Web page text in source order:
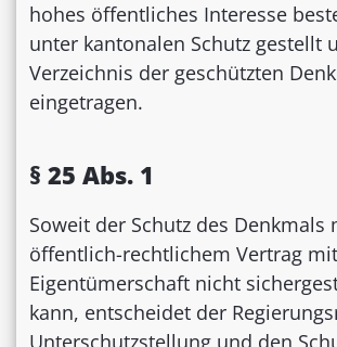
hohes öffentliches Interesse
unter kantonalen Schutz gestellt
Verzeichnis der geschützten
eingetragen.
§ 25 Abs. 1
Soweit der Schutz des Denkmals
öffentlich-rechtlichem Vertrag
Eigentümerschaft nicht
kann, entscheidet der